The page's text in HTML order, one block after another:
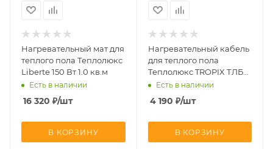
Нагревательный мат для
теплого пола Теплолюкс
Liberte 150 Вт 1.0 кв.м
Есть в наличии
16 320 ₽/шт
В КОРЗИНУ
Нагревательный кабель
для теплого пола
Теплолюкс TROPIX ТЛБЭ
190 Вт 13 м
Есть в наличии
4 190 ₽/шт
В КОРЗИНУ